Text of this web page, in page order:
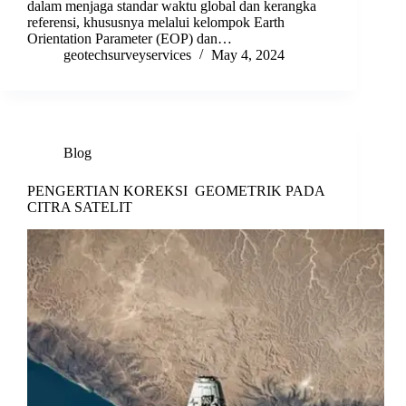
dalam menjaga standar waktu global dan kerangka
referensi, khususnya melalui kelompok Earth
Orientation Parameter (EOP) dan…
geotechsurveyservices
May 4, 2024
Blog
PENGERTIAN KOREKSI GEOMETRIK PADA
CITRA SATELIT